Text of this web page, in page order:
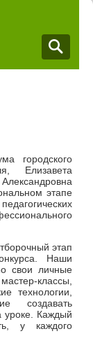
городского
Елизавета
этапе
этап
Наши
свои личные
классы,
технологии,
создавать
уроке. Каждый
у каждого